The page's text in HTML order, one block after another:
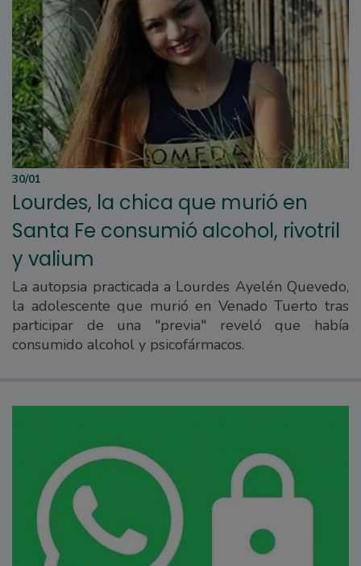
30/01
Lourdes, la chica que murió en
Santa Fe consumió alcohol, rivotril
y valium
La autopsia practicada a Lourdes Ayelén Quevedo,
la adolescente que murió en Venado Tuerto tras
participar de una "previa" reveló que había
consumido alcohol y psicofármacos.